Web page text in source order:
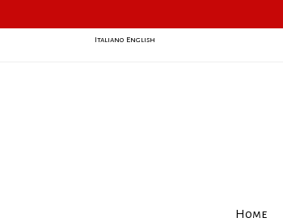
Italiano English
Home